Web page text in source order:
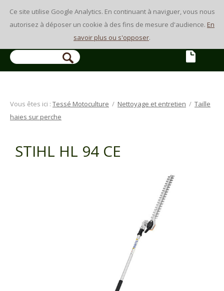
Ce site utilise Google Analytics. En continuant à naviguer, vous nous
autorisez à déposer un cookie à des fins de mesure d'audience. En
savoir plus ou s'opposer.
Vous êtes ici : Tessé Motoculture / Nettoyage et entretien / Taille
haies sur perche
STIHL HL 94 CE